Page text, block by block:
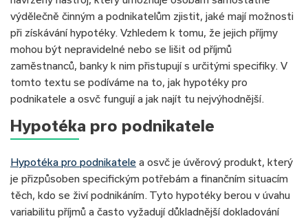
výdělečně činným a podnikatelům zjistit, jaké mají možnosti
při získávání hypotéky. Vzhledem k tomu, že jejich příjmy
mohou být nepravidelné nebo se lišit od příjmů
zaměstnanců, banky k nim přistupují s určitými specifiky. V
tomto textu se podíváme na to, jak hypotéky pro
podnikatele a osvč fungují a jak najít tu nejvýhodnější.
Hypotéka pro podnikatele
Hypotéka pro podnikatele a osvč je úvěrový produkt, který
je přizpůsoben specifickým potřebám a finančním situacím
těch, kdo se živí podnikáním. Tyto hypotéky berou v úvahu
variabilitu příjmů a často vyžadují důkladnější dokladování